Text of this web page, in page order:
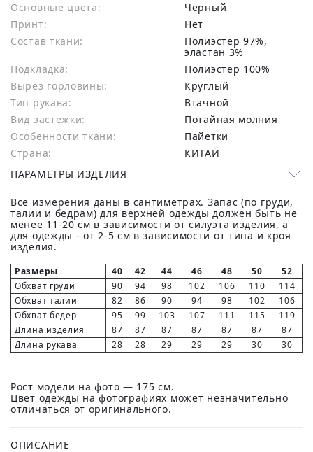
Основные цвета:
черный
Принт:
Нет
Состав ткани:
полиэстер 97%,
эластан 3%
Подкладка:
Полиэстер 100%
Вырез горловины:
Круглый
Тип рукава:
Втачной
Вид застежки:
Потайная молния
Особенности ткани:
Пайетки
Страна:
КИТАЙ
ПАРАМЕТРЫ ИЗДЕЛИЯ
Все измерения даны в сантиметрах. Запас (по груди,
талии и бедрам) для верхней одежды должен быть не
менее 11-20 см в зависимости от силуэта изделия, а
для одежды - от 2-5 см в зависимости от типа и кроя
изделия.
Размеры 40 42 44 46 48 50
52
Обхват груди
90 94 98 102 106 110
114
Обхват талии
82 86 90 94 98 102
106
Обхват бедер
95 99 103 107 111 115
119
Длина изделия
87 87 87 87 87 87
87
Длина рукава
28 28 29 29 29 30 30
Рост модели на фото — 175 см.
Цвет одежды на фотографиях может незначительно
отличаться от оригинального.
ОПИСАНИЕ